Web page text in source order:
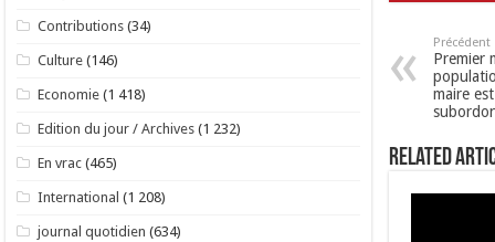
Précédent
Premier
maire
Related
Contributions (34)
Culture (146)
Economie (1 418)
Edition du jour / Archives (1 232)
En vrac (465)
International (1 208)
journal quotidien (634)